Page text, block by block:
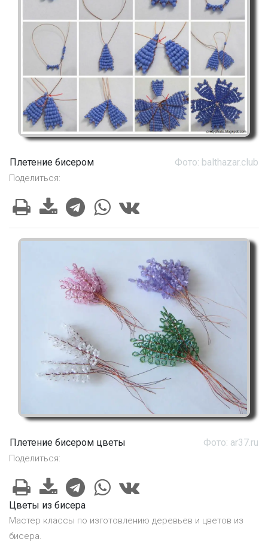
Плетение бисером Фото: balthazar.club
Поделиться:
Плетение бисером цветы Фото: ar37.ru
Поделиться:
Цветы из бисера
Мастер классы по изготовлению деревьев и цветов из
бисера.